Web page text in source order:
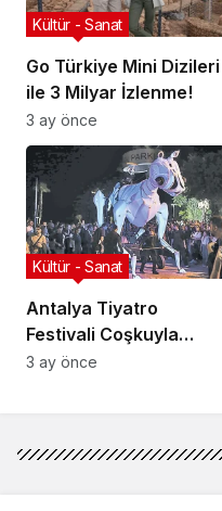
Go Türkiye Mini Dizileri
ile 3 Milyar İzlenme!
Kültür - Sanat
3 ay önce
Antalya Tiyatro
Festivali Coşkuyla
Başladı!
Kültür - Sanat
3 ay önce